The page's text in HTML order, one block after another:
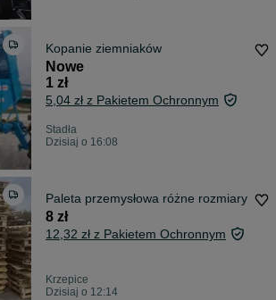
Kopanie ziemniaków
Nowe
1 zł
5,04 zł z Pakietem Ochronnym
Stadła
Dzisiaj o 16:08
Paleta przemysłowa różne rozmiary
8 zł
12,32 zł z Pakietem Ochronnym
Krzepice
Dzisiaj o 12:14